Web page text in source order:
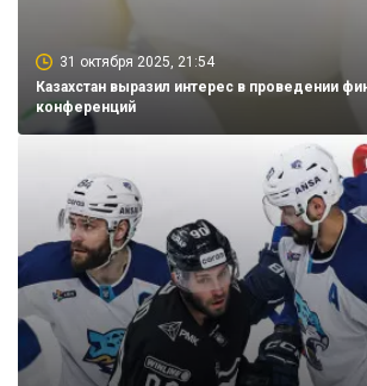
31 октября 2025, 21:54
Казахстан выразил интерес в проведении
конференций